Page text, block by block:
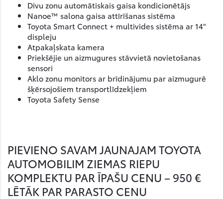
Divu zonu automātiskais gaisa kondicionētājs
Nanoe™ salona gaisa attīrīšanas sistēma
Toyota Smart Connect + multivides sistēma ar 14"
displeju
Atpakaļskata kamera
Priekšējie un aizmugures stāvvietā novietošanas
sensori
Aklo zonu monitors ar brīdinājumu par aizmugurē
šķērsojošiem transportlīdzekļiem
Toyota Safety Sense
PIEVIENO SAVAM JAUNAJAM TOYOTA
AUTOMOBILIM ZIEMAS RIEPU
KOMPLEKTU PAR ĪPAŠU CENU – 950 €
LĒTĀK PAR PARASTO CENU